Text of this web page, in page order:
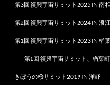
第3回 復興宇宙サミット2025 IN 南
第2回 復興宇宙サミット2024 IN 浪江
第1回 復興宇宙サミット2023 IN 楢葉
第1回 復興宇宙サミット、楢葉
きぼうの桜サミット2019 IN 洋野